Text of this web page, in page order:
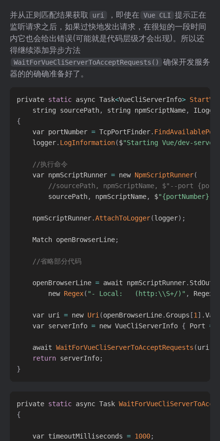
并从正则匹配结果获取 uri ，即使在 Vue CLI 提示正在
监听请求之后，如果过快地发出请求，在很短的一段时间
内它也会给出错误(可能就是代码层级才会出现)。所以还
得继续添加异步方法
WaitForVueCliServerToAcceptRequests()
确保开发服务
器的的确确准备好了。
private static async Task<VueCliServerInfo>
    string sourcePath
, string npmScriptName,
{
    var portNumber
= TcpPortFinder.
    logger
. LogInformation($"Starting Vue/dev-
//执行命令
    var npmScriptRunner
= new NpmScriptRunner(
//sourcePath, npmScriptName, $"--port
        sourcePath
, npmScriptName, $"{portNumber}"
    npmScriptRunner
.AttachToLogger(logger) ;
    Match openBrowserLine
;
//省略部分代码
    openBrowserLine
= await npmScriptRunner. StdOut
        new
Regex( "- Local:   (http:\\S+/)" ,
    var uri
= new Uri(openBrowserLine.Groups [1] .
    var serverInfo
= new VueCliServerInfo { Port =
    await
WaitForVueCliServerToAcceptRequests (uri
return serverInfo;
}
private static async Task
{
    var timeoutMilliseconds
= 1000;